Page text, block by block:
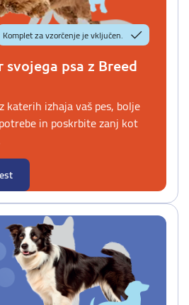
Komplet za vzorčenje je vključen.
psa z Breed
katerih izhaja vaš pes, bolje
in poskrbite zanj kot